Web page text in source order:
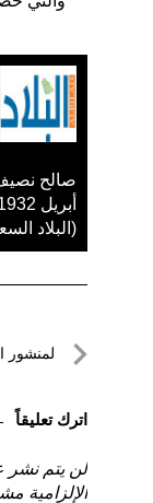
(البلاد السعودية) في
تصفّح
لمنشور
السابق
اترك تعليقاً
لن يتم نشر
الإلزامية